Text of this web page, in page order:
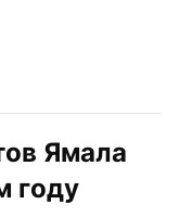
Ямала
году